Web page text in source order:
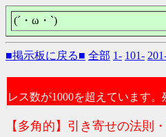
(´・ω・`)
■掲示板に戻る■ 全部 1- 101-
レス数が1000を超えています
【多角的】引き寄せの法則